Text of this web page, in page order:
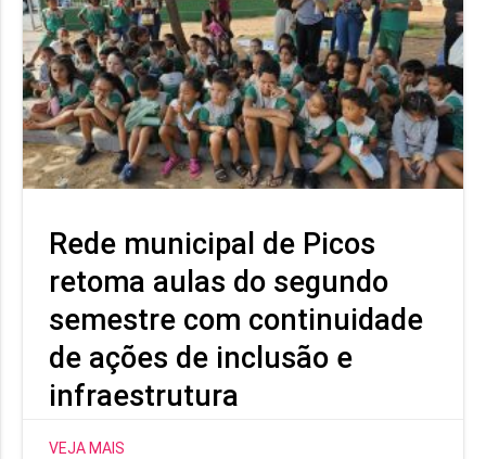
Rede municipal de Picos
retoma aulas do segundo
semestre com continuidade
de ações de inclusão e
infraestrutura
VEJA MAIS